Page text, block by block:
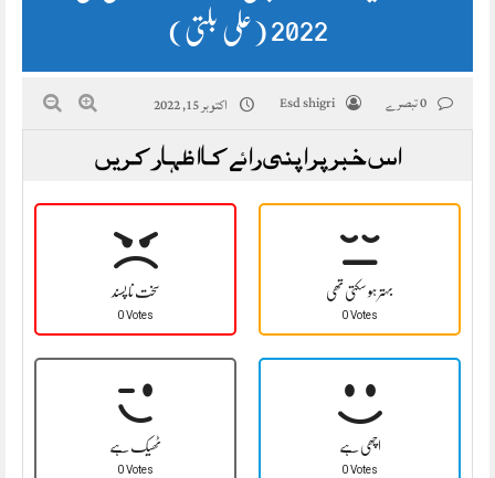
2022 (علی بلتی)
Esd shigri اکتوبر 15, 2022
اس خبر پر اپنی رائے کا اظہار کریں
سخت نا پسند
0 Votes
بہتر ہو سکتی تھی
0 Votes
ٹھیک ہے
0 Votes
اچھی ہے
0 Votes